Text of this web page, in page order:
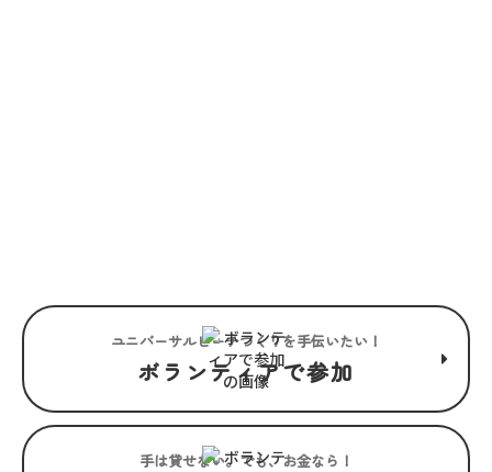
ユニバーサルビーチつくりを手伝いたい！
ボランティアで参加
手は貸せない。でも、お金なら！